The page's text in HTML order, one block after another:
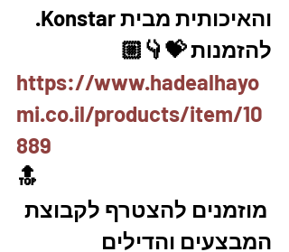
והאיכותית מבית Konstar.
להזמנות 💝👇🏼
https://www.hadealhayo
mi.co.il/products/item/10
889
🔝
מוזמנים להצטרף לקבוצת
המבצעים והדילים